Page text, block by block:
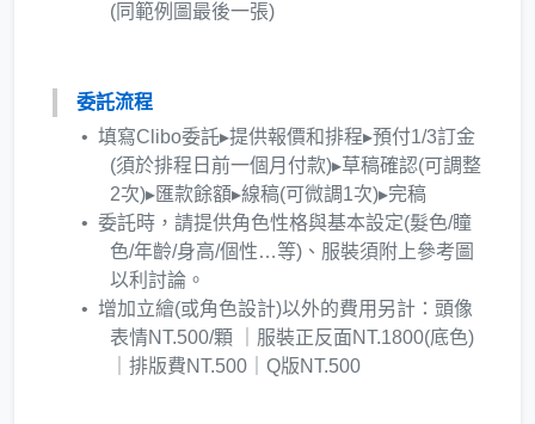
(同範例圖最後一張)
委託流程
填寫Clibo委託▸提供報價和排程▸預付1/3訂金
(須於排程日前一個月付款)▸草稿確認(可調整
2次)▸匯款餘額▸線稿(可微調1次)▸完稿
委託時，請提供角色性格與基本設定(髮色/瞳
色/年齡/身高/個性…等)、服裝須附上參考圖
以利討論。
增加立繪(或角色設計)以外的費用另計：頭像
表情NT.500/顆 ｜服裝正反面NT.1800(底色)
｜排版費NT.500｜Q版NT.500